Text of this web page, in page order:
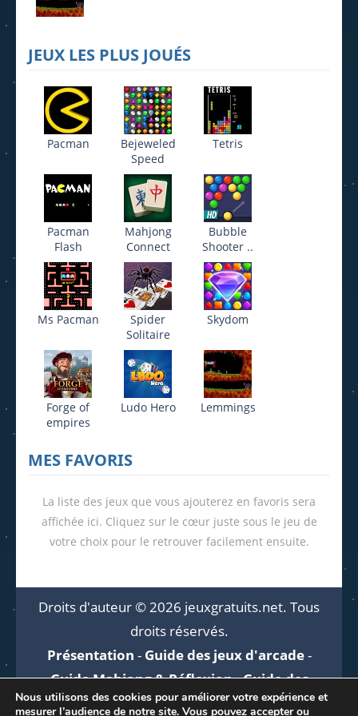
JEUX LES PLUS JOUÉS
Pacman
Bejeweled
Speed
Tetris
Pacman
Flash
Mahjong
Connect
Bubble
Shooter ..
Ms Pacman
Spider
Solitaire
Skydom
Forge of
empires
Ludo Hero Lemmings
MES FAVORIS
La liste des jeux que vous ajouterez en favoris sera
affichée ici. Cliquez sur le cœur juste sous le jeu de
votre choix pour le retrouver facilement ensuite.
Droits d'auteur © 2026 jeuxgratuits.net. Tous
droits réservés.
Présentation - Guide des jeux d'arcade-
Guide Mahjong & Réflexion-Guide des
jeux en ligne-Aide
Nous utilisons des cookies pour améliorer votre expérience et
mesurer l’audience de notre site. Vous pouvez accepter ou